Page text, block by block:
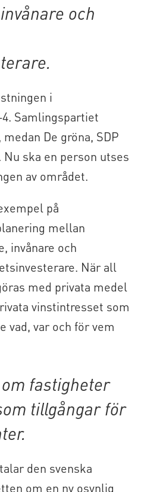
och
i
Samlingspartiet
De gröna, SDP
ska en person utses
av området.
på
mellan
invånare och
När all
med privata medel
vinstintresset som
vad, var och för vem
fastigheter
tillgångar för
den svenska
om en ny osynlig